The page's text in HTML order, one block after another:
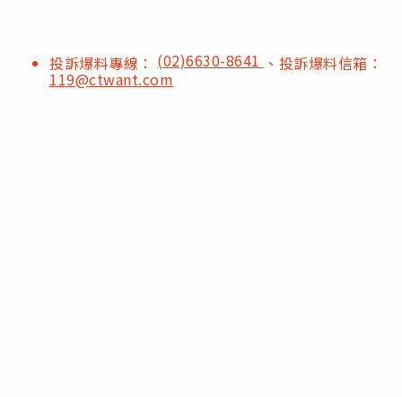
投訴爆料專線： (02)6630-8641 、投訴爆料信箱：
119@ctwant.com